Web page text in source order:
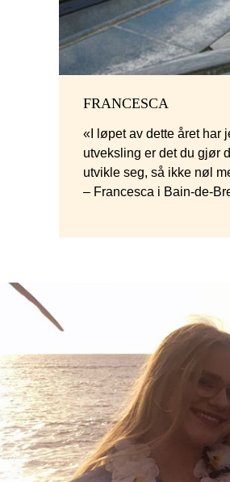
FRANCESCA
«I løpet av dette året har
utveksling er det du gjør
utvikle seg, så ikke nøl
– Francesca i Bain-de-